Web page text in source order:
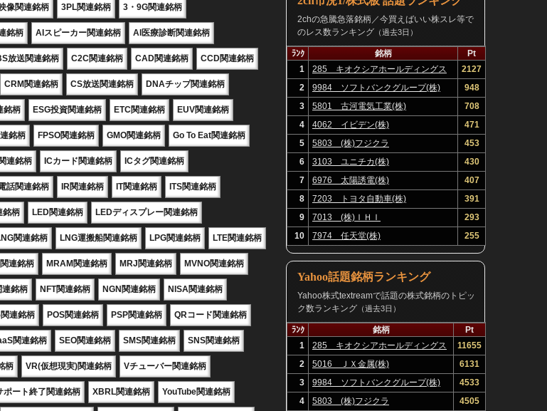
像関連銘柄 3PL関連銘柄 3・9G関連銘柄
銘柄 AIスピーカー関連銘柄 AI医療診断関連銘柄
放送関連銘柄 C2C関連銘柄 CAD関連銘柄 CCD関連銘柄
CRM関連銘柄 CS放送関連銘柄 DNAチップ関連銘柄
銘柄 ESG投資関連銘柄 ETC関連銘柄 EUV関連銘柄
銘柄 FPSO関連銘柄 GMO関連銘柄 Go To Eat関連銘柄
連銘柄 ICカード関連銘柄 ICタグ関連銘柄
話関連銘柄 IR関連銘柄 IT関連銘柄 ITS関連銘柄
銘柄 LED関連銘柄 LEDディスプレー関連銘柄
関連銘柄 LNG運搬船関連銘柄 LPG関連銘柄 LTE関連銘柄
連銘柄 MRAM関連銘柄 MRJ関連銘柄 MVNO関連銘柄
連銘柄 NFT関連銘柄 NGN関連銘柄 NISA関連銘柄
連銘柄 POS関連銘柄 PSP関連銘柄 QRコード関連銘柄
関連銘柄 SEO関連銘柄 SMS関連銘柄 SNS関連銘柄
柄 VR(仮想現実)関連銘柄 Vチューバー関連銘柄
ート終了関連銘柄 XBRL関連銘柄 YouTube関連銘柄
2chの急騰急落銘柄／今買えばいい株スレ等で
のレス数ランキング（過去3日）
ﾗﾝｸ 銘柄
Pt
1
285 キオクシアホールディングス
(株)
2127
2
9984 ソフトバンクグループ(株)
948
3
5801 古河電気工業(株)
708
4
4062 イビデン(株)
471
5
5803 (株)フジクラ
453
6
3103 ユニチカ(株)
430
7
6976 太陽誘電(株)
407
8
7203 トヨタ自動車(株)
391
9
7013 (株)ＩＨＩ
293
10
7974 任天堂(株) 255
Yahoo話題銘柄ランキング
Yahoo株式textreamで話題の株式銘柄のトピッ
ク数ランキング（過去3日）
ﾗﾝｸ 銘柄
Pt
1
285 キオクシアホールディングス
(株)
11655
2
5016 ＪＸ金属(株)
6131
3
9984 ソフトバンクグループ(株)
4533
4
5803 (株)フジクラ
4505